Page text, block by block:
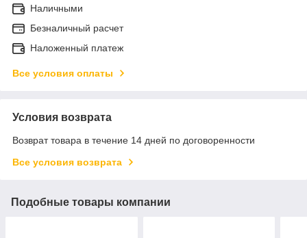
Наличными
Безналичный расчет
Наложенный платеж
Все условия оплаты
Условия возврата
Возврат товара в течение 14 дней по договоренности
Все условия возврата
Подобные товары компании